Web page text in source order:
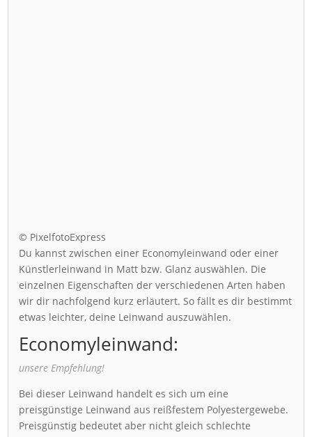
© PixelfotoExpress
Du kannst zwischen einer Economyleinwand oder einer
Künstlerleinwand in Matt bzw. Glanz auswählen. Die
einzelnen Eigenschaften der verschiedenen Arten haben
wir dir nachfolgend kurz erläutert. So fällt es dir bestimmt
etwas leichter, deine Leinwand auszuwählen.
Economyleinwand:
unsere Empfehlung!
Bei dieser Leinwand handelt es sich um eine
preisgünstige Leinwand aus reißfestem Polyestergewebe.
Preisgünstig bedeutet aber nicht gleich schlechte